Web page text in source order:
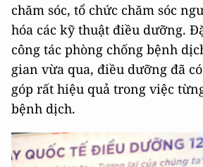
chăm sóc, tổ chức chăm sóc
hóa các kỹ thuật điều dưỡng.
công tác phòng chống bệnh
gian vừa qua, điều dưỡng đã
góp rất hiệu quả trong việc
bệnh dịch.